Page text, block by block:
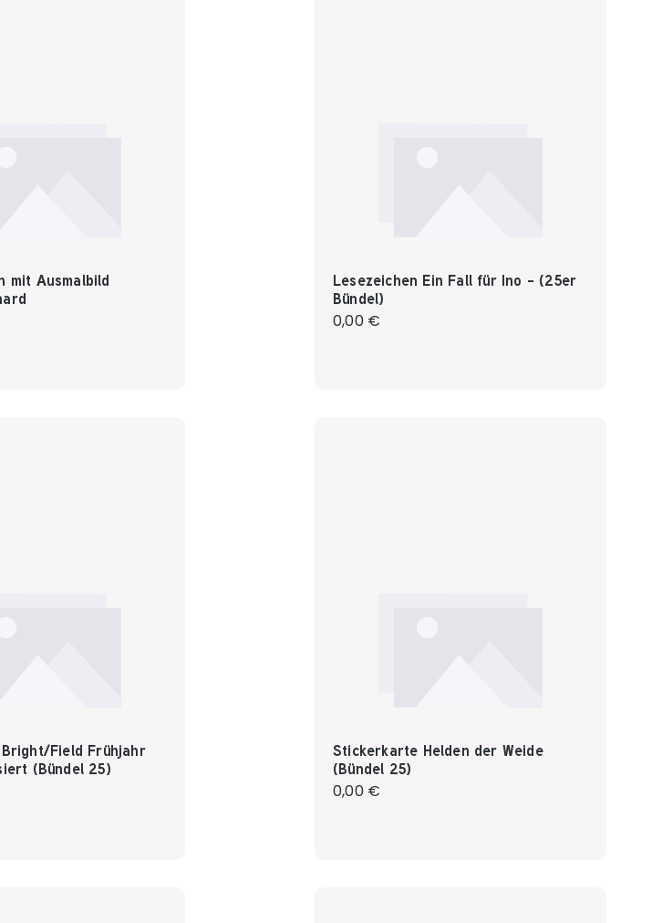
mit Ausmalbild
Lesezeichen Ein Fall für Ino - (25er
Bündel)
Regulärer Preis:
0,00 €
Field Frühjahr
(Bündel 25)
Stickerkarte Helden der Weide
(Bündel 25)
Regulärer Preis:
0,00 €